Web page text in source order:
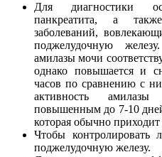
Для диагностики
панкреатита, а
заболеваний,
поджелудочную
амилазы мочи
однако повышается и
часов по сравнению с
активность
повышенным до 7-10
которая обычно
Чтобы контролировать
поджелудочную железу.